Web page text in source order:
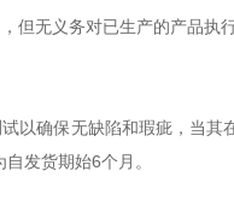
但无义务对已生产的产品执
以确保无缺陷和瑕疵，当
自发货期始6个月。